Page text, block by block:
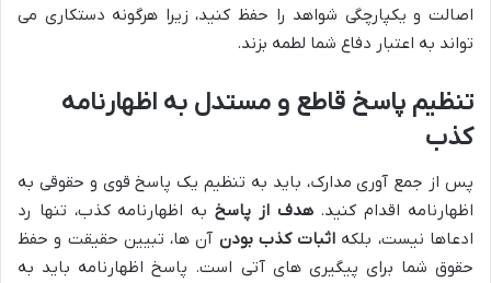
اصالت و یکپارچگی شواهد را حفظ کنید، زیرا هرگونه دستکاری می
تواند به اعتبار دفاع شما لطمه بزند.
تنظیم پاسخ قاطع و مستدل به اظهارنامه
کذب
پس از جمع آوری مدارک، باید به تنظیم یک پاسخ قوی و حقوقی به
اظهارنامه اقدام کنید.هدف از پاسخ به اظهارنامه کذب، تنها رد
ادعاها نیست، بلکه اثبات کذب بودن آن ها، تبیین حقیقت و حفظ
حقوق شما برای پیگیری های آتی است. پاسخ اظهارنامه باید به